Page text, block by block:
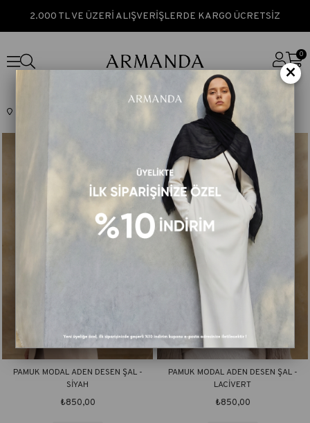
2.000 TL VE ÜZERİ ALIŞVERİŞLERDE KARGO ÜCRETSİZ
0
Pamuk Modal Aden Desen Şal
PAMUK MODAL ADEN DESEN ŞAL -
SİYAH
₺850,00
PAMUK MODAL ADEN DESEN ŞAL -
LACİVERT
₺850,00
×